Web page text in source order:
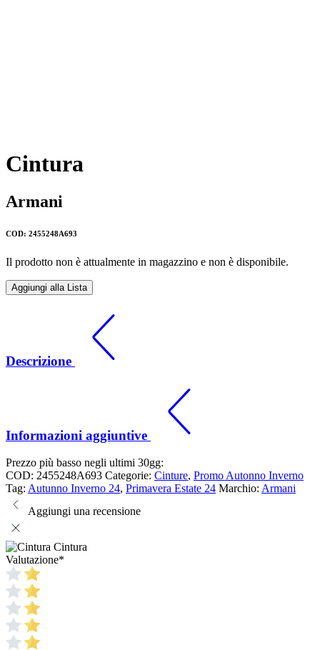
Cintura
Armani
COD: 2455248A693
Il prodotto non è attualmente in magazzino e non è disponibile.
Aggiungi alla Lista
Descrizione
Informazioni aggiuntive
Prezzo più basso negli ultimi 30gg:
COD: 2455248A693 Categorie: Cinture, Promo Autonno Inverno
Tag: Autunno Inverno 24, Primavera Estate 24 Marchio: Armani
Aggiungi una recensione
Cintura
Valutazione*